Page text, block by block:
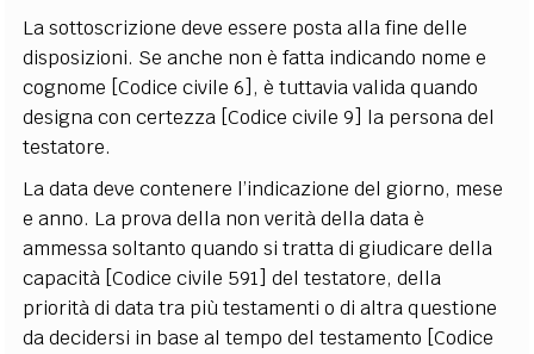
La sottoscrizione deve essere posta alla fine delle
disposizioni. Se anche non è fatta indicando nome e
cognome [Codice civile 6], è tuttavia valida quando
designa con certezza [Codice civile 9] la persona del
testatore.
La data deve contenere l’indicazione del giorno, mese
e anno. La prova della non verità della data è
ammessa soltanto quando si tratta di giudicare della
capacità [Codice civile 591] del testatore, della
priorità di data tra più testamenti o di altra questione
da decidersi in base al tempo del testamento [Codice